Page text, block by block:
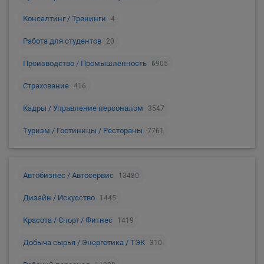
Консалтинг / Тренинги 4
Работа для студентов 20
Производство / Промышленность 6905
Страхование 416
Кадры / Управление персоналом 3547
Туризм / Гостиницы / Рестораны 7761
Автобизнес / Автосервис 13480
Дизайн / Искусство 1445
Красота / Спорт / Фитнес 1419
Добыча сырья / Энергетика / ТЭК 310